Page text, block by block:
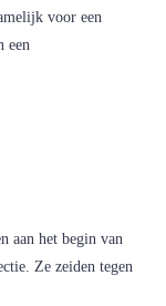
voor een
een
aan het begin van
Ze zeiden tegen